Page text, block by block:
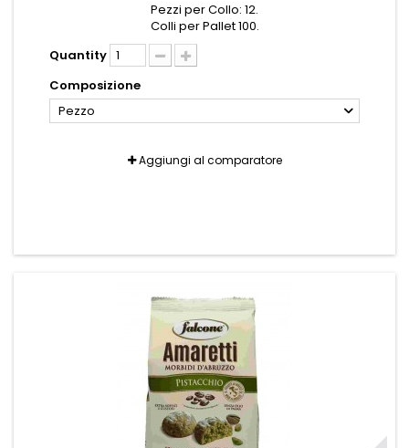
Pezzi per Collo: 12.
Colli per Pallet 100.
Quantity
Composizione
Pezzo
Aggiungi al comparatore